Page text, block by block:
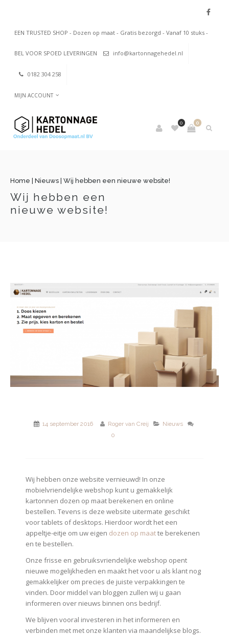
EEN TRUSTED SHOP - Dozen op maat - Gratis bezorgd - Vanaf 10 stuks -
BEL VOOR SPOED LEVERINGEN info@kartonnagehedel.nl
0182 304 258
MIJN ACCOUNT
0
0
Home Nieuws Wij hebben een nieuwe website!
Wij hebben een
nieuwe website!
14 september 2016 Roger van Creij
Nieuws
0
Wij hebben onze website vernieuwd! In onze
mobielvriendelijke webshop kunt u gemakkelijk
kartonnen dozen op maat berekenen en online
bestellen. Tevens is deze website uitermate geschikt
voor tablets of desktops. Hierdoor wordt het een
appeltje-eitje om uw eigen dozen op maatte berekenen
en te bestellen.
Onze frisse en gebruiksvriendelijke webshop opent
nieuwe mogelijkheden en maakt het voor u als klant nog
gemakkelijker om precies de juiste verpakkingen te
vinden. Door middel van bloggen zullen wij u gaan
informeren over nieuws binnen ons bedrijf.
We blijven vooral investeren in het informeren en
verbinden met met onze klanten via maandelijkse blogs.